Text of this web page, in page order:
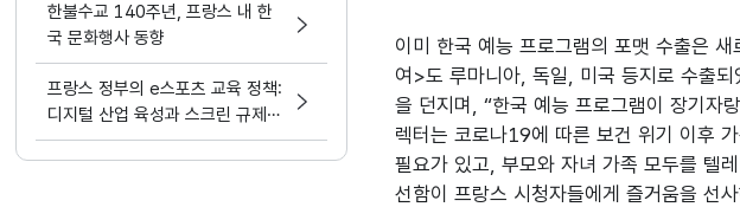
한불수교 140주년, 프랑스 내 한
국 문화행사 동향
프랑스 정부의 e스포츠 교육 정책:
디지털 산업 육성과 스크린 규제의
딜레마
이미 한국 예능 프로그램의 포맷 수출은
여>도 루마니아, 독일, 미국 등지로 수출되
을 던지며, “한국 예능 프로그램이 장기자
렉터는 코로나19에 따른 보건 위기 이후
필요가 있고, 부모와 자녀 가족 모두를 텔
선함이 프랑스 시청자들에게 즐거움을 선